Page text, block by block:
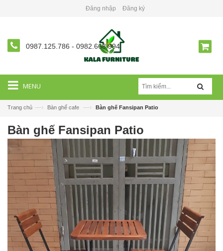
Đăng nhập Đăng ký
0987.125.786 - 0982.668.994
MENU
Trang chủ —› Bàn ghế cafe —› Bàn ghế Fansipan Patio
Bàn ghế Fansipan Patio